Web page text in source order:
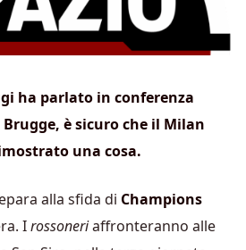
ha parlato in conferenza
Brugge, è sicuro che il Milan
una cosa.
alla sfida di Champions
Irossoneriaffronteranno alle